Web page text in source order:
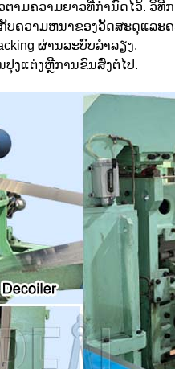
ຕາມຄວາມຍາວທີ່ກໍານົດໄວ້. ວິ
ບຄວາມຫນາຂອງວັດສະດຸແລະ
ຜ່ານລະບົບລໍາລຽງ.
ປຸງແຕ່ງຫຼືການຂົນສົ່ງຕໍ່ໄປ.